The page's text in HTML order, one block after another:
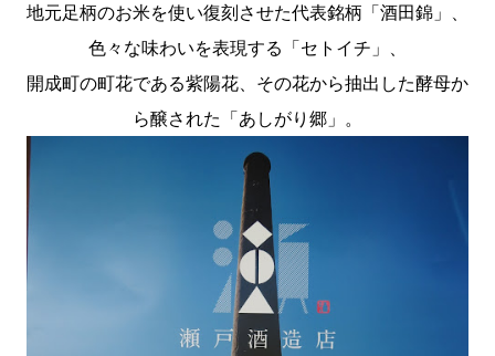
地元足柄のお米を使い復刻させた代表銘柄「酒田錦」、
色々な味わいを表現する「セトイチ」、
開成町の町花である紫陽花、その花から抽出した酵母か
ら醸された「あしがり郷」。